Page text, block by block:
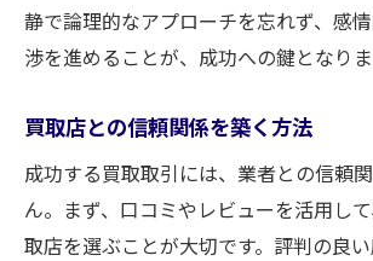
静で論理的なアプローチを忘れず、感
渉を進めることが、成功への鍵となりま
買取店との信頼関係を築く方法
成功する買取取引には、業者との信頼
ん。まず、口コミやレビューを活用し
取店を選ぶことが大切です。評判の良